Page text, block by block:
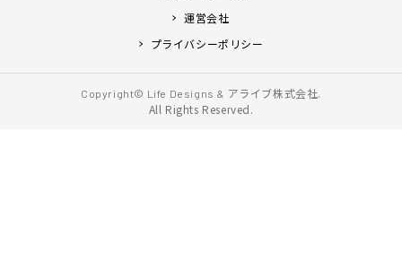
運営会社
プライバシーポリシー
Copyright© Life Designs & アライブ株式会社.
All Rights Reserved.